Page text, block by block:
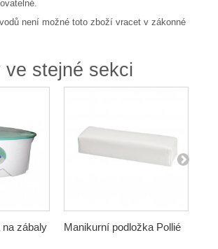
není možné toto zboží vracet v zákonné
ve stejné sekci
na zábaly
Manikurní podložka Pollié